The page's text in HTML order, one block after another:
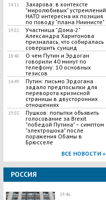
14:11
Захарова: в контексте
"миролюбивых" устремлений
НАТО интересна их позиция
по поводу "плана Ниинисте"
19:02
Участница "Дома-2"
Александра Харитонова
призналась, что собиралась
совершить суицид
18:40
О чем Путин и Эрдоган
говорили 40 минут по
телефону: 10 основных
тезисов
14:49
Путин: письмо Эрдогана
задало предпосылки для
переворота кризисной
страницы в двусторонних
отношениях
19:03
Пушков: попытки объявить
голосование за Brexit
"победой Путина" – симптом
"электрошока" после
поражения Обамы в
Брюсселе
ВСЕ НОВОСТИ »
РОССИЯ
19:46